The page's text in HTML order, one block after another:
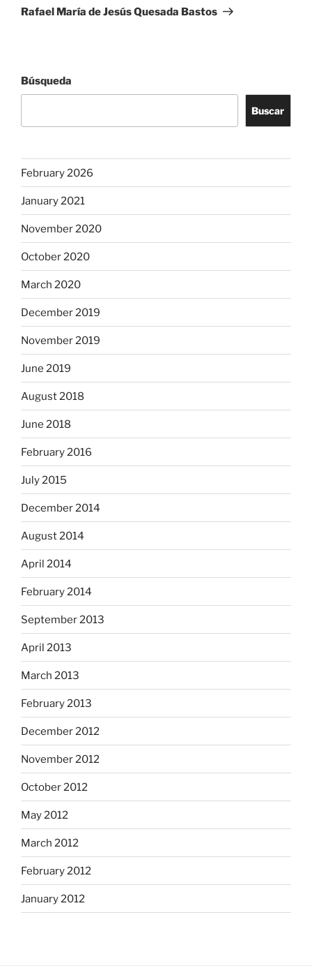
Post
Rafael María de Jesús Quesada Bastos
Búsqueda
Buscar
February 2026
January 2021
November 2020
October 2020
March 2020
December 2019
November 2019
June 2019
August 2018
June 2018
February 2016
July 2015
December 2014
August 2014
April 2014
February 2014
September 2013
April 2013
March 2013
February 2013
December 2012
November 2012
October 2012
May 2012
March 2012
February 2012
January 2012